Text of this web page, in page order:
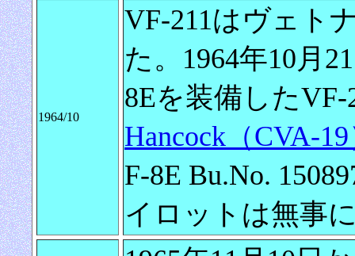
1964/10
VF-211はヴェト
た。1964年10月
8Eを装備したVF-
Hancock（CVA-
F-8E Bu.No.
イロットは無事